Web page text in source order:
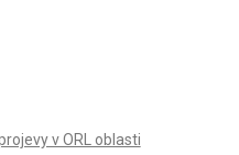
v ORL oblasti